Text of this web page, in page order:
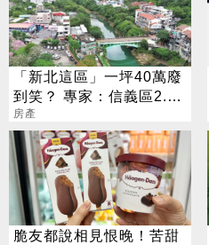
「新北這區」一坪40萬廢
到笑？ 專家：信義區2.5
折根本佛心
房產
脆友都說相見恨晚！苦甜